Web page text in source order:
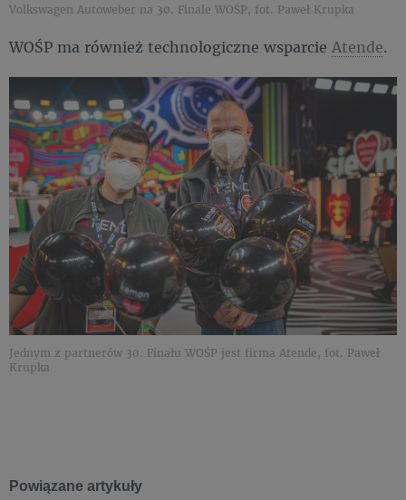
Volkswagen Autoweber na 30. Finale WOŚP, fot. Paweł Krupka
WOŚP ma również technologiczne wsparcie Atende.
Jednym z partnerów 30. Finału WOŚP jest firma Atende, fot. Paweł
Krupka
Powiązane artykuły